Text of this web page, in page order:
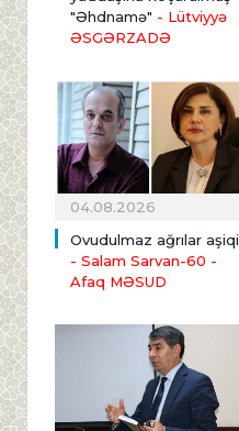
"Əhdnamə" - Lütviyyə
ƏSGƏRZADƏ
04.08.2026
Ovudulmaz ağrılar aşiqi
- Salam Sarvan-60 -
Afaq MƏSUD